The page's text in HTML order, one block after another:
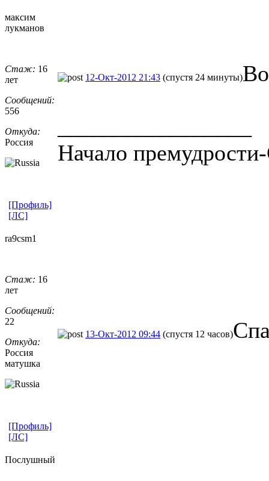
максим
лукманов
Стаж: 16
лет
Сообщений:
556
Откуда:
Россия
12-Окт-2012 21:43 (спустя 24 минуты)
Начало
[Профиль]
[ЛС]
ra9csm1
Стаж: 16
лет
Сообщений:
22
Откуда:
Россия
матушка
13-Окт-2012 09:44 (спустя 12 часов)
[Профиль]
[ЛС]
Послушный